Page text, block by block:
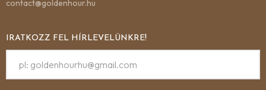
contact@goldenhour.hu
IRATKOZZ FEL HÍRLEVELÜNKRE!